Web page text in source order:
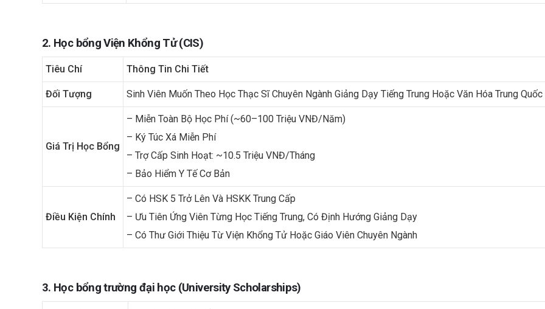
2. Học bổng Viện Khổng Tử (CIS)
Tiêu Chí Thông Tin Chi Tiết
Đối Tượng Sinh Viên Muốn Theo Học Thạc Sĩ Chuyên Ngành Giảng Dạy Tiếng Trung Hoặc Văn Hóa Trung Quốc
Giá Trị Học Bổng
– Miễn Toàn Bộ Học Phí (~60–100 Triệu VNĐ/năm)
– Ký Túc Xá Miễn Phí
– Trợ Cấp Sinh Hoạt: ~10.5 Triệu VNĐ/tháng
– Bảo Hiểm Y Tế Cơ Bản
Điều Kiện Chính
– Có HSK 5 Trở Lên Và HSKK Trung Cấp
– Ưu Tiên Ứng Viên Từng Học Tiếng Trung, Có Định Hướng Giảng Dạy
– Có Thư Giới Thiệu Từ Viện Khổng Tử Hoặc Giáo Viên Chuyên Ngành
3. Học bổng trường đại học (University Scholarships)